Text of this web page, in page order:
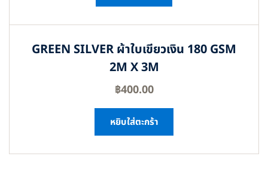
GREEN SILVER ผ้าใบเขียวเงิน 180 GSM
2M X 3M
฿400.00
หยิบใส่ตะกร้า